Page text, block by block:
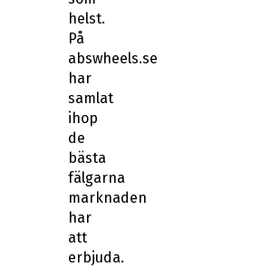
helst.
På
abswheels.se
har
samlat
ihop
de
bästa
fälgarna
marknaden
har
att
erbjuda.